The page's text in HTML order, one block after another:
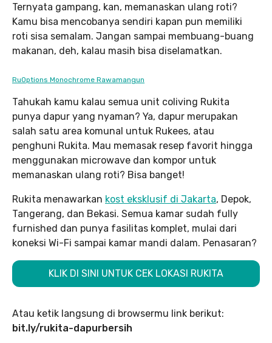
Ternyata gampang, kan, memanaskan ulang roti?
Kamu bisa mencobanya sendiri kapan pun memiliki
roti sisa semalam. Jangan sampai membuang-buang
makanan, deh, kalau masih bisa diselamatkan.
RuOptions Monochrome Rawamangun
Tahukah kamu kalau semua unit coliving Rukita
punya dapur yang nyaman? Ya, dapur merupakan
salah satu area komunal untuk Rukees, atau
penghuni Rukita. Mau memasak resep favorit hingga
menggunakan microwave dan kompor untuk
memanaskan ulang roti? Bisa banget!
Rukita menawarkan kost eksklusif di Jakarta, Depok,
Tangerang, dan Bekasi. Semua kamar sudah fully
furnished dan punya fasilitas komplet, mulai dari
koneksi Wi-Fi sampai kamar mandi dalam. Penasaran?
KLIK DI SINI UNTUK CEK LOKASI RUKITA
Atau ketik langsung di browsermu link berikut:
bit.ly/rukita-dapurbersih